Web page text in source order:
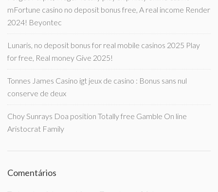
mFortune casino no deposit bonus free, A real income Render
2024! Beyontec
Lunaris, no deposit bonus for real mobile casinos 2025 Play
for free, Real money Give 2025!
Tonnes James Casino igt jeux de casino : Bonus sans nul
conserve de deux
Choy Sunrays Doa position Totally free Gamble On line
Aristocrat Family
Comentários